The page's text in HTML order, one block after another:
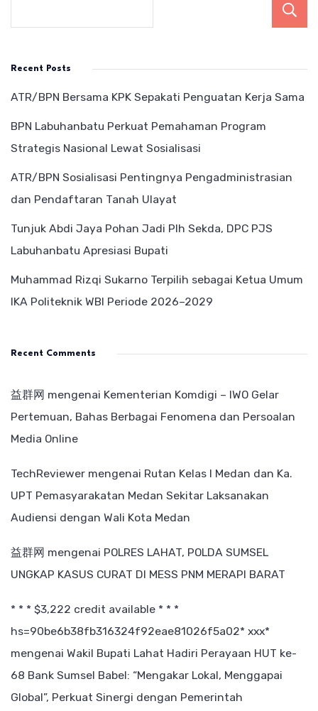
Recent Posts
ATR/BPN Bersama KPK Sepakati Penguatan Kerja Sama
BPN Labuhanbatu Perkuat Pemahaman Program
Strategis Nasional Lewat Sosialisasi
ATR/BPN Sosialisasi Pentingnya Pengadministrasian
dan Pendaftaran Tanah Ulayat
Tunjuk Abdi Jaya Pohan Jadi Plh Sekda, DPC PJS
Labuhanbatu Apresiasi Bupati
Muhammad Rizqi Sukarno Terpilih sebagai Ketua Umum
IKA Politeknik WBI Periode 2026–2029
Recent Comments
益群网 mengenai Kementerian Komdigi – IWO Gelar
Pertemuan, Bahas Berbagai Fenomena dan Persoalan
Media Online
TechReviewer mengenai Rutan Kelas I Medan dan Ka.
UPT Pemasyarakatan Medan Sekitar Laksanakan
Audiensi dengan Wali Kota Medan
益群网 mengenai POLRES LAHAT, POLDA SUMSEL
UNGKAP KASUS CURAT DI MESS PNM MERAPI BARAT
* * * $3,222 credit available * * *
hs=90be6b38fb316324f92eae81026f5a02* ххх*
mengenai Wakil Bupati Lahat Hadiri Perayaan HUT ke-
68 Bank Sumsel Babel: “Mengakar Lokal, Menggapai
Global”, Perkuat Sinergi dengan Pemerintah